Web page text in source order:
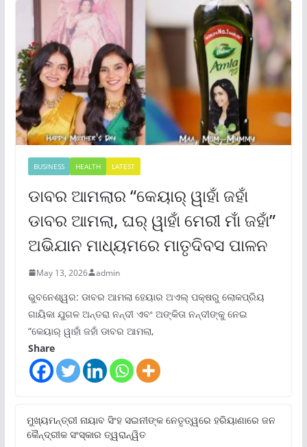
BUSINESS HEALTH LATEST
ଡାବର ଆମଲାର “କେୟାର୍ ୱାହାଁ ଜହାଁ
ଡାବର ଆମଲା, ଘର୍ ୱାହାଁ ମେରୀ ମାଁ ଜହାଁ”
ଅଭିଯାନ ମାଧ୍ୟମରେ ମାତୃଦିବସ ପାଳନ
May 13, 2026 admin
ଭୁବନେଶ୍ୱର: ଡାବର ଆମଲା ହେୟାର ଅଏଲ୍ ପକ୍ଷରୁ ଲୋକପ୍ରିୟ
ଗାୟିକା ଯୁଗଳ ଅନ୍ତରା ନନ୍ଦୀ ଏବଂ ଅଙ୍କିତା ନନ୍ଦୀଙ୍କୁ ନେଇ
“କେୟାର୍ ୱାହାଁ ଜହାଁ ଡାବର ଆମଲା,
Share
ମୁଖ୍ୟମନ୍ତ୍ରୀ ନାୟାବ ସିଂହ ସଇନୀଙ୍କ ନେତୃତ୍ୱରେ ହରିୟାଣାରେ ଜନ
କୈନ୍ଦ୍ରୀକ ସଂସ୍କାର ତ୍ୱରାନ୍ୱିତ